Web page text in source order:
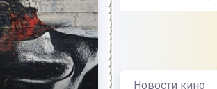
Новости кино